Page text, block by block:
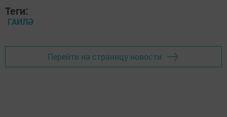
Теги:
ГАИЛӘ
Перейти на страницу новости